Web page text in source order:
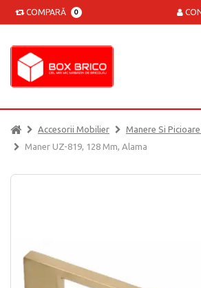
COMPARĂ 0
Accesorii Mobilier Manere Si
Maner UZ-819, 128 Mm, Alama